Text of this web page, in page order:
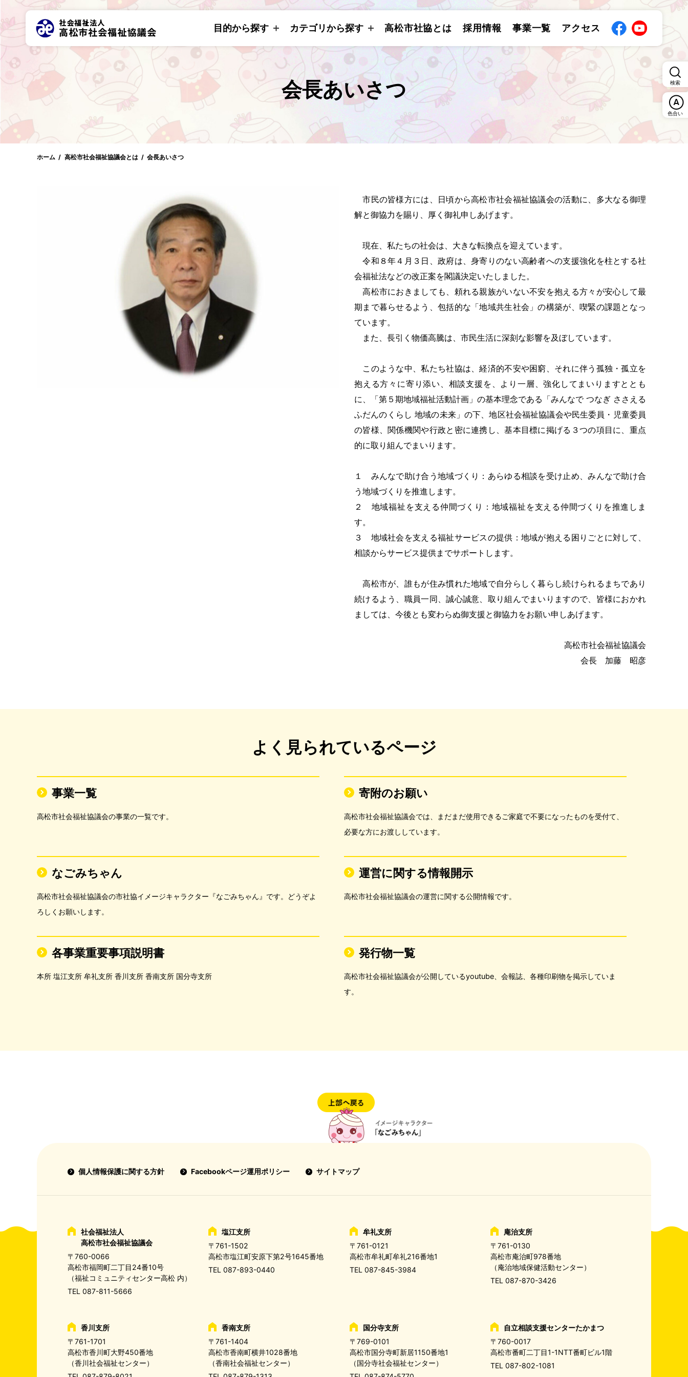
目的から探す カテゴリから探す 高松市社協とは 採用情報 事業一覧 アクセス
検索
色合い
会長あいさつ
ホーム 高松市社会福祉協議会とは 会長あいさつ
市民の皆様方には、日頃から高松市社会福祉協議会の活動に、多大なる御理
解と御協力を賜り、厚く御礼申しあげます。
現在、私たちの社会は、大きな転換点を迎えています。
令和８年４月３日、政府は、身寄りのない高齢者への支援強化を柱とする社
会福祉法などの改正案を閣議決定いたしました。
高松市におきましても、頼れる親族がいない不安を抱える方々が安心して最
期まで暮らせるよう、包括的な「地域共生社会」の構築が、喫緊の課題となっ
ています。
また、長引く物価高騰は、市民生活に深刻な影響を及ぼしています。
このような中、私たち社協は、経済的不安や困窮、それに伴う孤独・孤立を
抱える方々に寄り添い、相談支援を、より一層、強化してまいりますととも
に、「第５期地域福祉活動計画」の基本理念である「みんなで つなぎ ささえる
ふだんのくらし 地域の未来」の下、地区社会福祉協議会や民生委員・児童委員
の皆様、関係機関や行政と密に連携し、基本目標に掲げる３つの項目に、重点
的に取り組んでまいります。
１ みんなで助け合う地域づくり：あらゆる相談を受け止め、みんなで助け合
う地域づくりを推進します。
２ 地域福祉を支える仲間づくり：地域福祉を支える仲間づくりを推進しま
す。
３ 地域社会を支える福祉サービスの提供：地域が抱える困りごとに対して、
相談からサービス提供までサポートします。
高松市が、誰もが住み慣れた地域で自分らしく暮らし続けられるまちであり
続けるよう、職員一同、誠心誠意、取り組んでまいりますので、皆様におかれ
ましては、今後とも変わらぬ御支援と御協力をお願い申しあげます。
高松市社会福祉協議会
会長 加藤 昭彦
よく見られているページ
事業一覧
高松市社会福祉協議会の事業の一覧です。
寄附のお願い
高松市社会福祉協議会では、まだまだ使用できるご家庭で不要になったものを受付て、
必要な方にお渡ししています。
なごみちゃん
高松市社会福祉協議会の市社協イメージキャラクター『なごみちゃん』です。どうぞよ
ろしくお願いします。
運営に関する情報開示
高松市社会福祉協議会の運営に関する公開情報です。
各事業重要事項説明書
本所 塩江支所 牟礼支所 香川支所 香南支所 国分寺支所
発行物一覧
高松市社会福祉協議会が公開しているyoutube、会報誌、各種印刷物を掲示していま
す。
個人情報保護に関する方針 Facebookページ運用ポリシー サイトマップ
社会福祉法人
高松市社会福祉協議会
〒760-0066
高松市福岡町二丁目24番10号
（福祉コミュニティセンター高松 内）
TEL 087-811-5666
塩江支所
〒761-1502
高松市塩江町安原下第2号1645番地
TEL087-893-0440
牟礼支所
〒761-0121
高松市牟礼町牟礼216番地1
TEL 087-845-3984
庵治支所
〒761-0130
高松市庵治町978番地
（庵治地域保健活動センター）
TEL087-870-3426
香川支所
〒761-1701
高松市香川町大野450番地
（香川社会福祉センター）
香南支所
〒761-1404
高松市香南町横井1028番地
（香南社会福祉センター）
国分寺支所
〒769-0101
高松市国分寺町新居1150番地1
（国分寺社会福祉センター）
自立相談支援センターたかまつ
〒760-0017
高松市番町二丁目1-1NTT番町ビル1階
TEL087-802-1081